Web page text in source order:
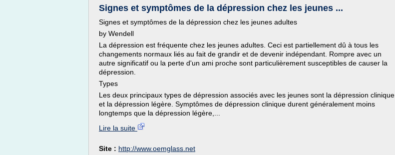
Signes et symptômes de la dépression chez les jeunes ...
Signes et symptômes de la dépression chez les jeunes adultes
by Wendell
La dépression est fréquente chez les jeunes adultes. Ceci est partiellement dû à tous les
changements normaux liés au fait de grandir et de devenir indépendant. Rompre avec un
autre significatif ou la perte d'un ami proche sont particulièrement susceptibles de causer la
dépression.
Types
Les deux principaux types de dépression associés avec les jeunes sont la dépression clinique
et la dépression légère. Symptômes de dépression clinique durent généralement moins
longtemps que la dépression légère,...
Lire la suite
Site : http://www.oemglass.net